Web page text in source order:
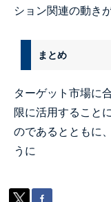
ション関連の動き
まとめ
ターゲット市場に
限に活用すること
のであるとともに
うに